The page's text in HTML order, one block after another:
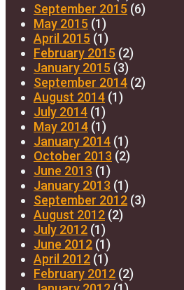
September 2015 (6)
May 2015 (1)
April 2015 (1)
February 2015 (2)
January 2015 (3)
September 2014 (2)
August 2014 (1)
July 2014 (1)
May 2014 (1)
January 2014 (1)
October 2013 (2)
June 2013 (1)
January 2013 (1)
September 2012 (3)
August 2012 (2)
July 2012 (1)
June 2012 (1)
April 2012 (1)
February 2012 (2)